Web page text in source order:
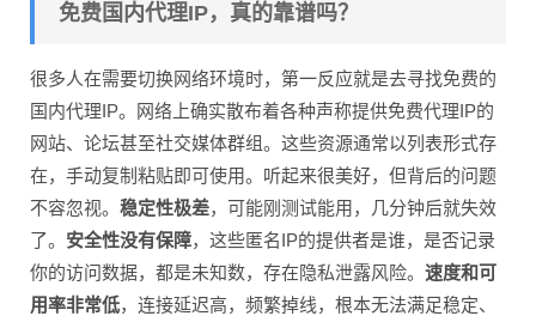
免费国内代理IP，真的靠谱吗？
很多人在需要切换网络环境时，第一反应就是去寻找免费的
国内代理IP。网络上确实散布着各种声称提供免费代理IP的
网站、论坛甚至社交媒体群组。这些资源通常以列表形式存
在，手动复制粘贴即可使用。听起来很美好，但背后的问题
不容忽视。 稳定性极差，可能刚测试能用，几分钟后就失效
了。 安全性没有保障，这些匿名IP的提供者是谁，是否记录
你的访问数据，都是未知数，存在隐私泄露风险。 速度和可
用率非常低，连接延迟高，频繁掉线，根本无法满足稳定、